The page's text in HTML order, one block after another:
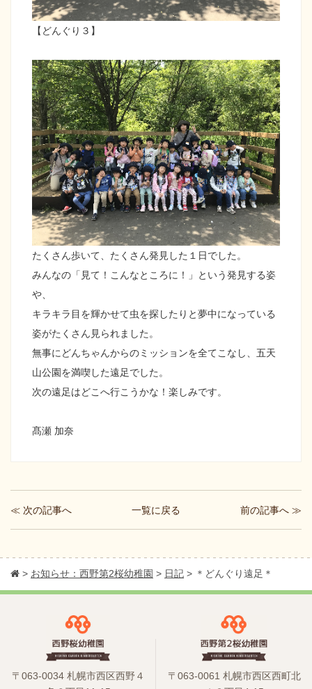
【どんぐり３】
たくさん歩いて、たくさん発見した１日でした。
みんなの「見て！こんなところに！」という発見する姿
や、
キラキラ目を輝かせて虫を探したりと夢中になっている
姿がたくさん見られました。
無事にどんちゃんからのミッションを全てこなし、五天
山公園を満喫した遠足でした。
次の遠足はどこへ行こうかな！楽しみです。
髙瀬 加奈
≪ 次の記事へ 一覧に戻る 前の記事へ ≫
> お知らせ：西野第2桜幼稚園 > 日記 > ＊どんぐり遠足＊
〒063-0034 札幌市西区西野４
〒063-0061 札幌市西区西町北